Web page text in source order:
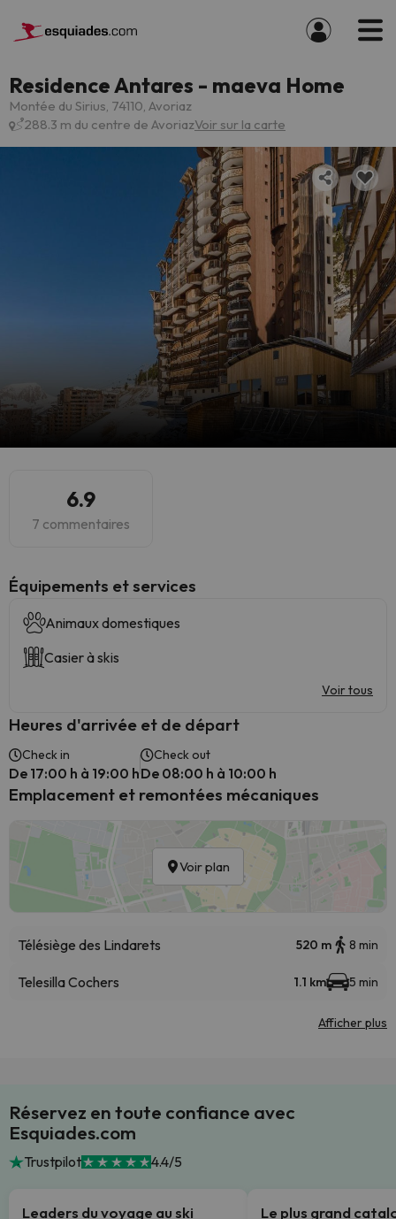
Residence Antares - maeva Home
Montée du Sirius, 74110, Avoriaz
288.3 m du centre de AvoriazVoir sur la carte
6.9
7 commentaires
​Équipements et services
Animaux domestiques
Casier à skis
Voir tous
Heures d'arrivée et de départ
Check in
De 17:00 h à 19:00 h
Check out
De 08:00 h à 10:00 h
Emplacement et remontées mécaniques
Voir plan
Télésiège des Lindarets 520 m 8 min
Telesilla Cochers 1.1 km 5 min
Afficher plus
Réservez en toute confiance avec
Esquiades.com
Trustpilot 4.4/5
Leaders du voyage au ski Le plus grand